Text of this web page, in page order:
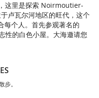
这里是探索 Noirmoutier-
卢瓦尔河地区的旺代，这个
每个人。首先参观著名的
性的白色小屋。大海邀请您
步。